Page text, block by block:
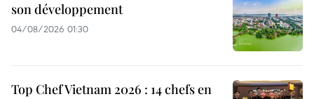
son développement
04/08/2026 01:30
Top Chef Vietnam 2026 : 14 chefs en